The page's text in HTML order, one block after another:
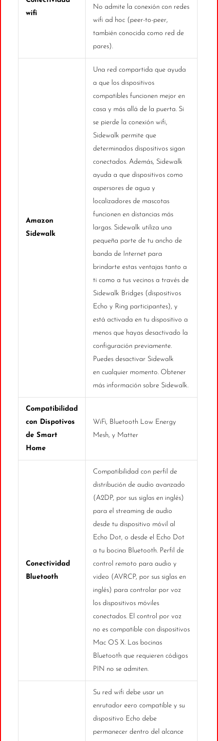
wifi
No admite la conexión con redes
wifi ad hoc (peer-to-peer,
también conocida como red de
pares).
Amazon
Sidewalk
Una red compartida que ayuda
a que los dispositivos
compatibles funcionen mejor en
casa y más allá de la puerta. Si
se pierde la conexión wifi,
Sidewalk permite que
determinados dispositivos sigan
conectados. Además, Sidewalk
ayuda a que dispositivos como
aspersores de agua y
localizadores de mascotas
funcionen en distancias más
largas. Sidewalk utiliza una
pequeña parte de tu ancho de
banda de Internet para
brindarte estas ventajas tanto a
ti como a tus vecinos a través de
Sidewalk Bridges (dispositivos
Echo y Ring participantes), y
está activada en tu dispositivo a
menos que hayas desactivado la
configuración previamente.
Puedes desactivar Sidewalk
en cualquier momento. Obtener
más información sobre Sidewalk.
Compatibilidad
con Dispotivos
de Smart
Home
WiFi, Bluetooth Low Energy
Mesh, y Matter
Conectividad
Bluetooth
Compatibilidad con perfil de
distribución de audio avanzado
(A2DP, por sus siglas en inglés)
para el streaming de audio
desde tu dispositivo móvil al
Echo Dot, o desde el Echo Dot
a tu bocina Bluetooth. Perfil de
control remoto para audio y
video (AVRCP, por sus siglas en
inglés) para controlar por voz
los dispositivos móviles
conectados. El control por voz
no es compatible con dispositivos
Mac OS X. Las bocinas
Bluetooth que requieren códigos
PIN no se admiten.
Su red wifi debe usar un
enrutador eero compatible y su
dispositivo Echo debe
permanecer dentro del alcance